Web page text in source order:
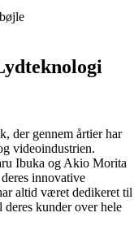
der gennem årtier har
videoindustrien.
Ibuka og Akio Morita
innovative
altid været dedikeret til
kunder over hele